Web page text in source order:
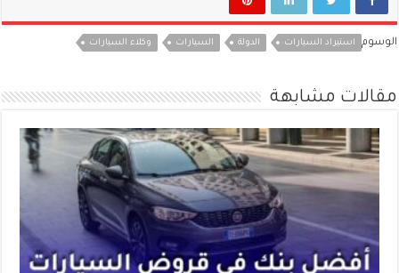
الوسوم استيراد السيارات الدولة السيارات وكلاء السيارات
مقالات مشابهة